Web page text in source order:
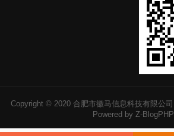
Copyright © 2020 合肥市徽马信息科技有限公司
Powered by Z-BlogPHP